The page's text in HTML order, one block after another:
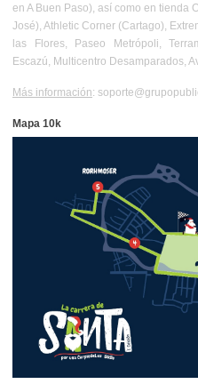
en A Buen Paso), así como en tienda
José), Athletic Corner (Cartago),
las Flores, Paseo Metrópoli,
Escazú, Multicentro Desamparados,
Más información:
Mapa 10k